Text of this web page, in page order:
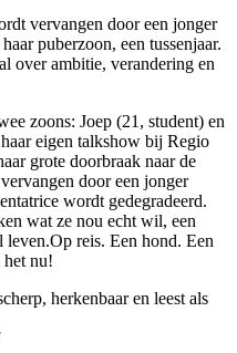
vervangen door een jonger
puberzoon, een tussenjaar.
over ambitie, verandering en
zoons: Joep (21, student) en
eigen talkshow bij Regio
grote doorbraak naar de
door een jonger
wordt gedegradeerd.
wat ze nou echt wil, een
leven.Op reis. Een hond. Een
nu!
herkenbaar en leest als